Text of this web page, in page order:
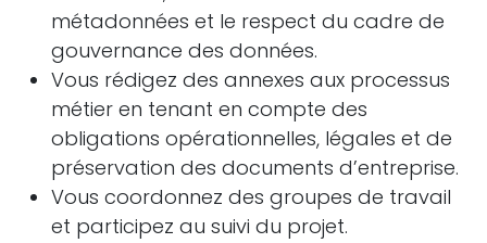
métadonnées et le respect du cadre de
gouvernance des données.
Vous rédigez des annexes aux processus
métier en tenant en compte des
obligations opérationnelles, légales et de
préservation des documents d’entreprise.
Vous coordonnez des groupes de travail
et participez au suivi du projet.